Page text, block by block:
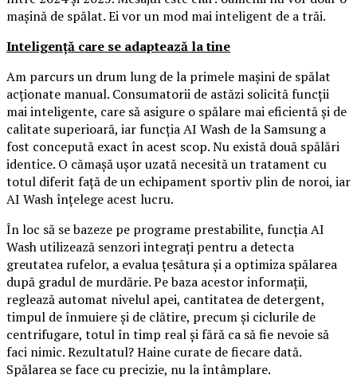
mașină de spălat. Ei vor un mod mai inteligent de a trăi.
Inteligență care se adaptează la tine
Am parcurs un drum lung de la primele mașini de spălat
acționate manual. Consumatorii de astăzi solicită funcții
mai inteligente, care să asigure o spălare mai eficientă și de
calitate superioară, iar funcția AI Wash de la Samsung a
fost concepută exact în acest scop. Nu există două spălări
identice. O cămașă ușor uzată necesită un tratament cu
totul diferit față de un echipament sportiv plin de noroi, iar
AI Wash înțelege acest lucru.
În loc să se bazeze pe programe prestabilite, funcția AI
Wash utilizează senzori integrați pentru a detecta
greutatea rufelor, a evalua țesătura și a optimiza spălarea
după gradul de murdărie. Pe baza acestor informații,
reglează automat nivelul apei, cantitatea de detergent,
timpul de înmuiere și de clătire, precum și ciclurile de
centrifugare, totul în timp real și fără ca să fie nevoie să
faci nimic. Rezultatul? Haine curate de fiecare dată.
Spălarea se face cu precizie, nu la întâmplare.